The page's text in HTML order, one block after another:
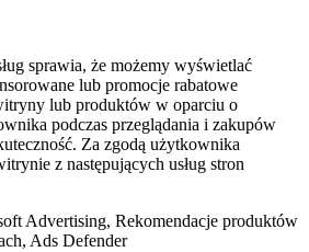
sprawia, że możemy wyświetlać
lub promocje rabatowe
lub produktów w oparciu o
podczas przeglądania i zakupów
Za zgodą użytkownika
z następujących usług stron
Advertising, Rekomendacje produktów
Ads Defender